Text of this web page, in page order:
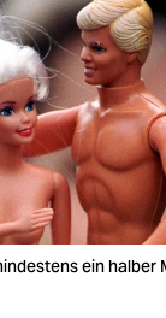
ein halber